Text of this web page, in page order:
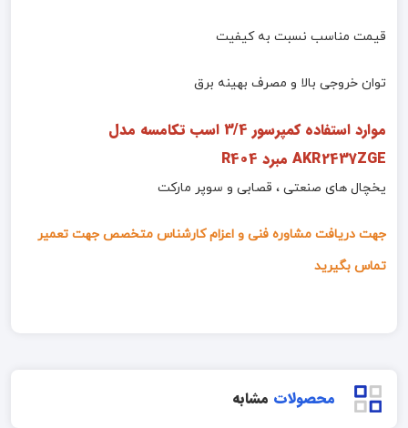
قیمت مناسب نسبت به کیفیت
توان خروجی بالا و مصرف بهینه برق
موارد استفاده کمپرسور 3/4 اسب تکامسه مدل
AKR2437ZGE مبرد R404
یخچال های صنعتی ، قصابی و سوپر مارکت
جهت دریافت مشاوره فنی و اعزام کارشناس متخصص جهت تعمیر
تماس بگیرید
محصولات مشابه